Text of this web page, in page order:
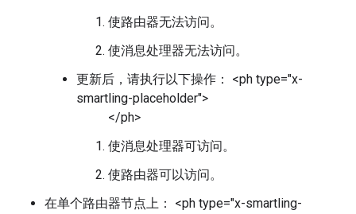
使路由器无法访问。
使消息处理器无法访问。
更新后，请执行以下操作： <ph type="x-
smartling-placeholder">
</ph>
使消息处理器可访问。
使路由器可以访问。
在单个路由器节点上： <ph type="x-smartling-